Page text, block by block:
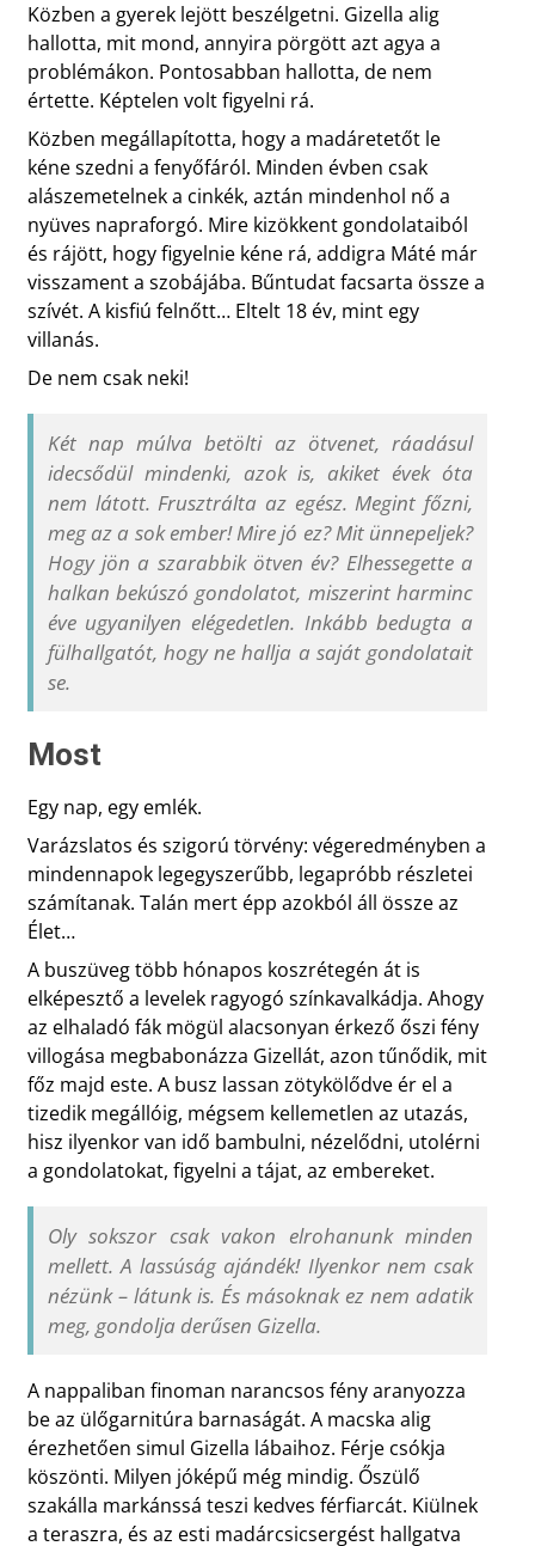
Közben a gyerek lejött beszélgetni. Gizella alig
hallotta, mit mond, annyira pörgött azt agya a
problémákon. Pontosabban hallotta, de nem
értette. Képtelen volt figyelni rá.
Közben megállapította, hogy a madáretetőt le
kéne szedni a fenyőfáról. Minden évben csak
alászemetelnek a cinkék, aztán mindenhol nő a
nyüves napraforgó. Mire kizökkent gondolataiból
és rájött, hogy figyelnie kéne rá, addigra Máté már
visszament a szobájába. Bűntudat facsarta össze a
szívét. A kisfiú felnőtt… Eltelt 18 év, mint egy
villanás.
De nem csak neki!
Két nap múlva betölti az ötvenet, ráadásul
idecsődül mindenki, azok is, akiket évek óta
nem látott. Frusztrálta az egész. Megint főzni,
meg az a sok ember! Mire jó ez? Mit ünnepeljek?
Hogy jön a szarabbik ötven év? Elhessegette a
halkan bekúszó gondolatot, miszerint harminc
éve ugyanilyen elégedetlen. Inkább bedugta a
fülhallgatót, hogy ne hallja a saját gondolatait
se.
Most
Egy nap, egy emlék.
Varázslatos és szigorú törvény: végeredményben a
mindennapok legegyszerűbb, legapróbb részletei
számítanak. Talán mert épp azokból áll össze az
Élet…
A buszüveg több hónapos koszrétegén át is
elképesztő a levelek ragyogó színkavalkádja. Ahogy
az elhaladó fák mögül alacsonyan érkező őszi fény
villogása megbabonázza Gizellát, azon tűnődik, mit
főz majd este. A busz lassan zötykölődve ér el a
tizedik megállóig, mégsem kellemetlen az utazás,
hisz ilyenkor van idő bambulni, nézelődni, utolérni
a gondolatokat, figyelni a tájat, az embereket.
Oly sokszor csak vakon elrohanunk minden
mellett. A lassúság ajándék! Ilyenkor nem csak
nézünk – látunk is. És másoknak ez nem adatik
meg, gondolja derűsen Gizella.
A nappaliban finoman narancsos fény aranyozza
be az ülőgarnitúra barnaságát. A macska alig
érezhetően simul Gizella lábaihoz. Férje csókja
köszönti. Milyen jóképű még mindig. Őszülő
szakálla markánssá teszi kedves férfiarcát. Kiülnek
a teraszra, és az esti madárcsicsergést hallgatva